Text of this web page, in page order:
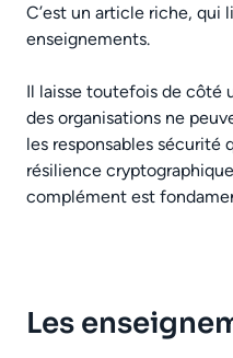
C’est un article riche, qui
enseignements.
Il laisse toutefois de côté
des organisations ne
les responsables sécurité
résilience
complément est
Les